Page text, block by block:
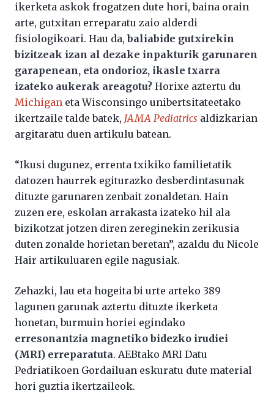
ikerketa askok frogatzen dute hori, baina orain
arte, gutxitan erreparatu zaio alderdi
fisiologikoari. Hau da,baliabide gutxirekin
bizitzeak izan al dezake inpakturik garunaren
garapenean, eta ondorioz, ikasle txarra
izateko aukerak areagotu? Horixe aztertu du
Michigan eta Wisconsingo unibertsitateetako
ikertzaile talde batek, JAMA Pediatrics aldizkarian
argitaratu duen artikulu batean.
“Ikusi dugunez, errenta txikiko familietatik
datozen haurrek egiturazko desberdintasunak
dituzte garunaren zenbait zonaldetan. Hain
zuzen ere, eskolan arrakasta izateko hil ala
bizikotzat jotzen diren zereginekin zerikusia
duten zonalde horietan beretan”, azaldu du Nicole
Hair artikuluaren egile nagusiak.
Zehazki, lau eta hogeita bi urte arteko 389
lagunen garunak aztertu dituzte ikerketa
honetan, burmuin horiei egindako
erresonantzia magnetiko bidezko irudiei
(MRI) erreparatuta. AEBtako MRI Datu
Pedriatikoen Gordailuan eskuratu dute material
hori guztia ikertzaileok.